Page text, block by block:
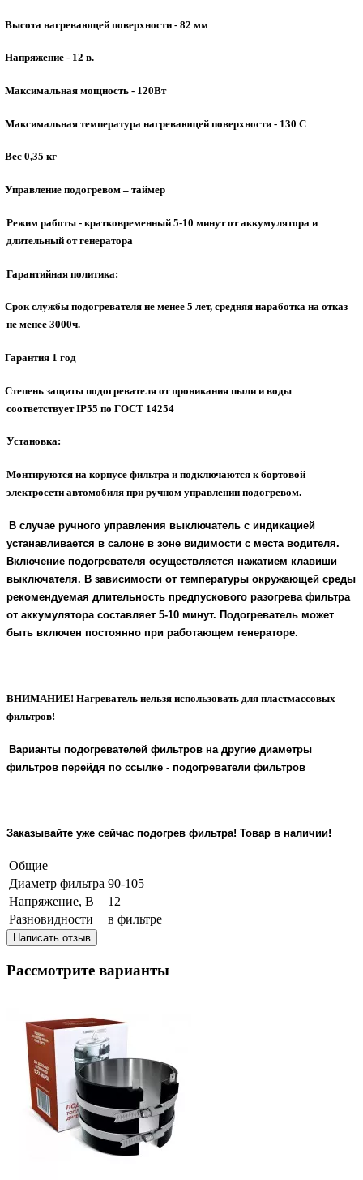
Высота нагревающей поверхности - 82 мм
Напряжение - 12 в.
Максимальная мощность - 120Вт
Максимальная температура нагревающей поверхности - 130 С
Вес 0,35 кг
Управление подогревом – таймер
Режим работы - кратковременный 5-10 минут от аккумулятора и
длительный от генератора
Гарантийная политика:
Срок службы подогревателя не менее 5 лет, средняя наработка на отказ
не менее 3000ч.
Гарантия 1 год
Степень защиты подогревателя от проникания пыли и воды
соответствует IP55 по ГОСТ 14254
Установка:
Монтируются на корпусе фильтра и подключаются к бортовой
электросети автомобиля при ручном управлении подогревом.
В случае ручного управления выключатель с индикацией
устанавливается в салоне в зоне видимости с места водителя.
Включение подогревателя осуществляется нажатием клавиши
выключателя. В зависимости от температуры окружающей среды
рекомендуемая длительность предпускового разогрева фильтра
от аккумулятора составляет 5-10 минут. Подогреватель может
быть включен постоянно при работающем генераторе.
ВНИМАНИЕ! Нагреватель нельзя использовать для пластмассовых
фильтров!
Варианты подогревателей фильтров на другие диаметры
фильтров перейдя по ссылке - подогреватели фильтров
Заказывайте уже сейчас подогрев фильтра! Товар в наличии!
Общие
Диаметр фильтра 90-105
Напряжение, В
12
Разновидности
в фильтре
Написать отзыв
Рассмотрите варианты